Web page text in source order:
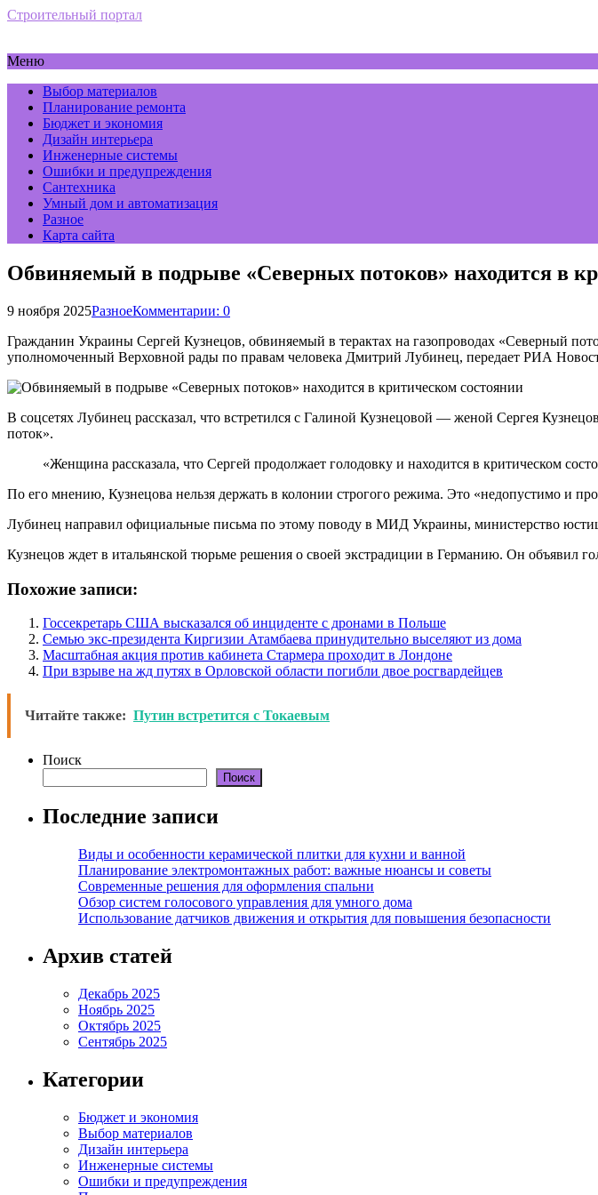
Строительный портал
Меню
Выбор материалов
Планирование ремонта
Бюджет и экономия
Дизайн интерьера
Инженерные системы
Ошибки и предупреждения
Сантехника
Умный дом и автоматизация
Разное
Карта сайта
Обвиняемый в подрыве «Северных потоков» находится в
9 ноября 2025РазноеКомментарии: 0
Гражданин Украины Сергей Кузнецов, обвиняемый в терактах на газопроводах «Северный
уполномоченный Верховной рады по правам человека Дмитрий Лубинец, передает РИА
В соцсетях Лубинец рассказал, что встретился с Галиной Кузнецовой — женой Сергея
поток».
«Женщина рассказала, что Сергей продолжает голодовку и находится в критическом
По его мнению, Кузнецова нельзя держать в колонии строгого режима. Это «недопустимо и
Лубинец направил официальные письма по этому поводу в МИД Украины, министерство
Кузнецов ждет в итальянской тюрьме решения о своей экстрадиции в Германию. Он объявил
Похожие записи:
Госсекретарь США высказался об инциденте с дронами в Польше
Семью экс-президента Киргизии Атамбаева принудительно выселяют из дома
Масштабная акция против кабинета Стармера проходит в Лондоне
При взрыве на жд путях в Орловской области погибли двое росгвардейцев
Читайте также: Путин встретится с Токаевым
Поиск
Поиск
Последние записи
Виды и особенности керамической плитки для кухни и ванной
Планирование электромонтажных работ: важные нюансы и советы
Современные решения для оформления спальни
Обзор систем голосового управления для умного дома
Использование датчиков движения и открытия для повышения безопасности
Архив статей
Декабрь 2025
Ноябрь 2025
Октябрь 2025
Сентябрь 2025
Категории
Бюджет и экономия
Выбор материалов
Дизайн интерьера
Инженерные системы
Ошибки и предупреждения